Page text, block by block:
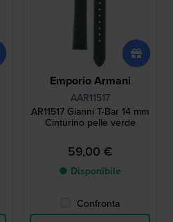
Emporio Armani
AAR11517
AR11517 Gianni T-Bar 14 mm
Cinturino pelle verde
59,00 €
● Disponibile
Confronta